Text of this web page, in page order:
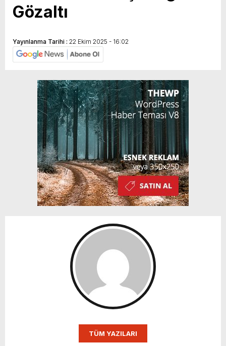
Gözaltı
Yayınlanma Tarihi : 22 Ekim 2025 - 16:02
TÜM YAZILARI